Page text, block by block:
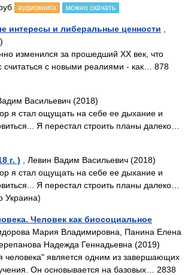
аудиокнига можно скачать
интересы и либеральные ценности
изменился за прошедший XX век, что
считаться с новыми реалиями - как… 878
Васильевич (2018)
я стал ощущать на себе ее дыхание и
Я перестал строить планы далеко…
г. ) , Левин Вадим Васильевич (2018)
я стал ощущать на себе ее дыхание и
Я перестал строить планы далеко…
Украина)
Человек как биосоциальное
Мария Владимировна, Панина Елена
Надежда Геннадьевна (2019)
человека" является одним из завершающих
Он основывается на базовых… 2838